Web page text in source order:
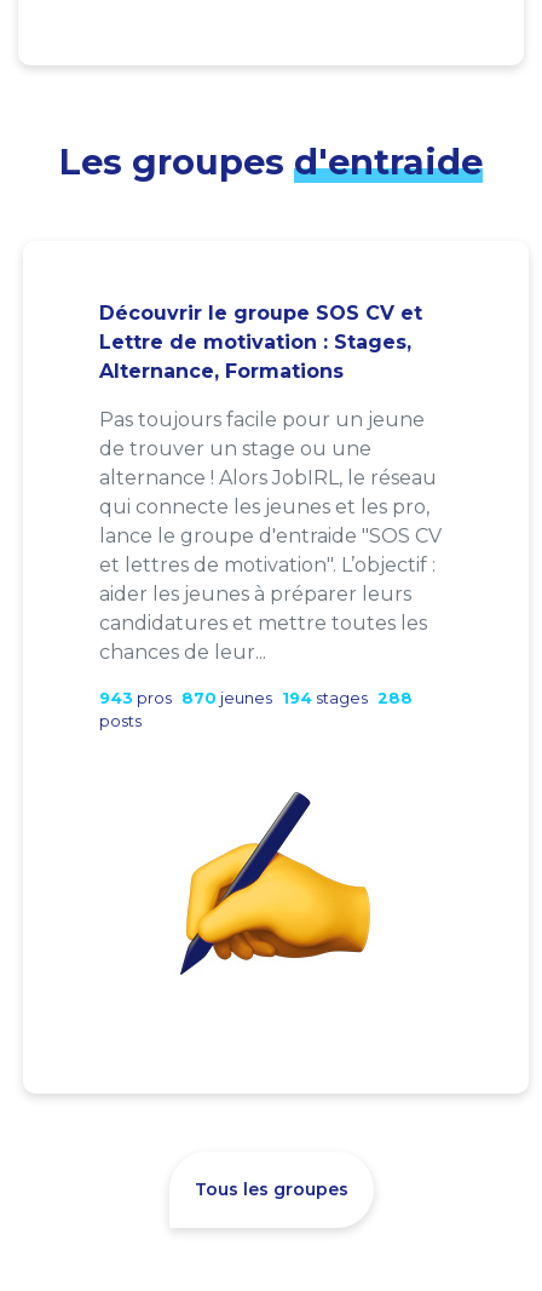
Les groupes d'entraide
Découvrir le groupe SOS CV et
Lettre de motivation : Stages,
Alternance, Formations
Pas toujours facile pour un jeune
de trouver un stage ou une
alternance ! Alors JobIRL, le réseau
qui connecte les jeunes et les pro,
lance le groupe d'entraide "SOS CV
et lettres de motivation". L’objectif :
aider les jeunes à préparer leurs
candidatures et mettre toutes les
chances de leur...
943 pros 870 jeunes 194 stages 288
posts
Tous les groupes